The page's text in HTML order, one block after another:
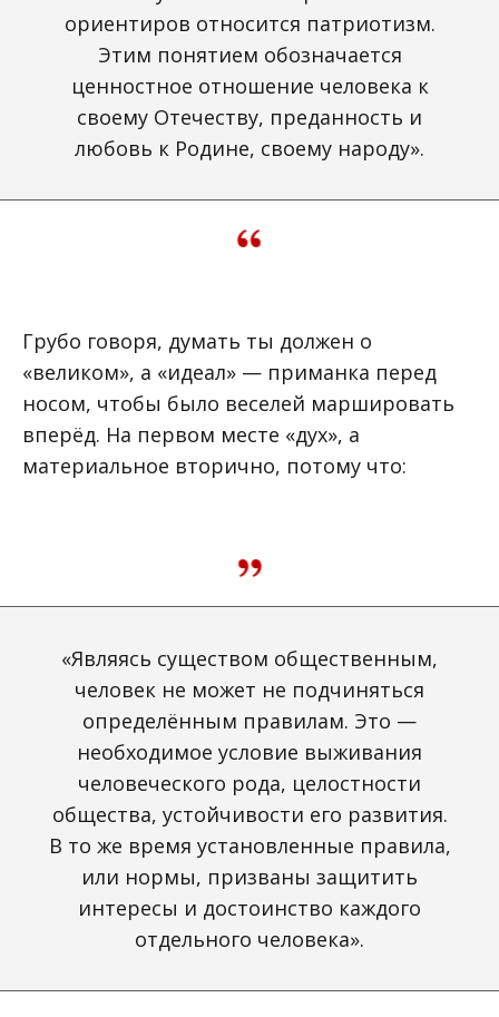
ориентиров относится патриотизм.
Этим понятием обозначается
ценностное отношение человека к
своему Отечеству, преданность и
любовь к Родине, своему народу».
Грубо говоря, думать ты должен о
«великом», а «идеал» — приманка перед
носом, чтобы было веселей маршировать
вперёд. На первом месте «дух», а
материальное вторично, потому что:
«Являясь существом общественным,
человек не может не подчиняться
определённым правилам. Это —
необходимое условие выживания
человеческого рода, целостности
общества, устойчивости его развития.
В то же время установленные правила,
или нормы, призваны защитить
интересы и достоинство каждого
отдельного человека».